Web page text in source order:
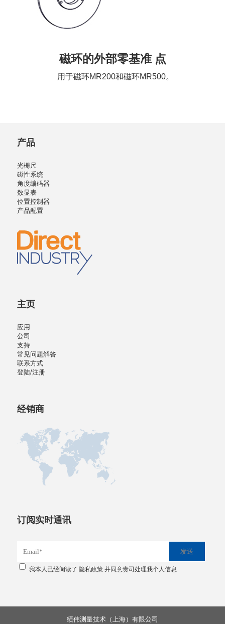
磁环的外部零基准 点
用于磁环MR200和磁环MR500。
产品
光栅尺
磁性系统
角度编码器
数显表
位置控制器
产品配置
主页
应用
公司
支持
常见问题解答
联系方式
登陆/注册
经销商
订阅实时通讯
我本人已经阅读了 隐私政策并同意贵司处理我个人信息
绩伟测量技术（上海）有限公司